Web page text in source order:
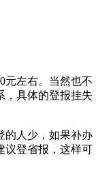
元左右。当然也不
，具体的登报挂失
的人少，如果补办
议登省报，这样可